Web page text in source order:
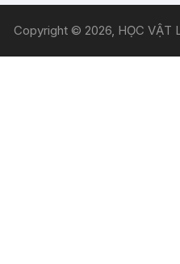
Copyright © 2026, HỌC VẬT